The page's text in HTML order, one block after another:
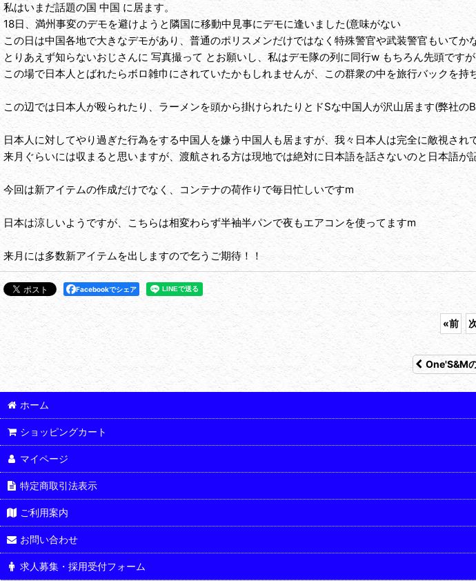
私はいまだ話題の国 中国 に居ます。
18日、満州事変のデモを避けようと隣国に移動中見事にデモに逢いました(意味がない
この日は中国各地で大きなデモがあり、普通のポリスメンだけではなく特殊警官や武装警官もいてか
とりあえず知らないおじさんに 写真撮って とお願いし、私はデモ隊の列に同行w もちろん先頭です
この場で日本人とばれたらボロ雑巾にされていたかもしれませんが、この群衆の中を旅行バックを
この辺では日本人が殴られたり、ラーメンを頭から掛けられたりとドSな中国人が沢山居ます(弊社の
日本人に対してやり過ぎた行為をする中国人を嫌う中国人も居ますが、我々日本人は完全に敵視され
来月ぐらいには収まると思いますが、渡航される方は現地では絶対に日本語を話さないのと日本語が
今回は新アイテムの作成だけでなく、コンテナの荷作りで毎日忙しいですm
日本は涼しいようですが、こちらは相変わらず半袖半パンで夜もエアコンを使ってますm
来月には多数新アイテムを出しますので乞うご期待！！
Facebookでシェア
«前
One'S&M
ホーム
ショッピングカート
マイページ
特定商取引法表示
ご利用案内
お問い合わせ
求人募集・採用受付フォーム